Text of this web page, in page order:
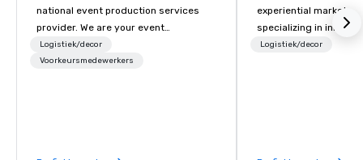
national event production services
provider. We are your event
production partner from start to
finish. Our team is dedicated to
Logistiek/decor
Voorkeursmedewerkers
experiential
specializing in
entertainment and
Logistiek/decor